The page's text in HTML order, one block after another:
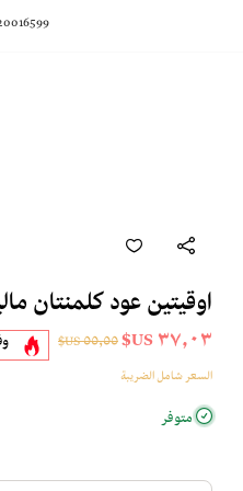
اوقيتين عود كلمنتان ماليزي 2+1
٣٧٫٠٣ US$ ٥٥٫٥٥ US$
السعر شامل الضريبة
متوفر